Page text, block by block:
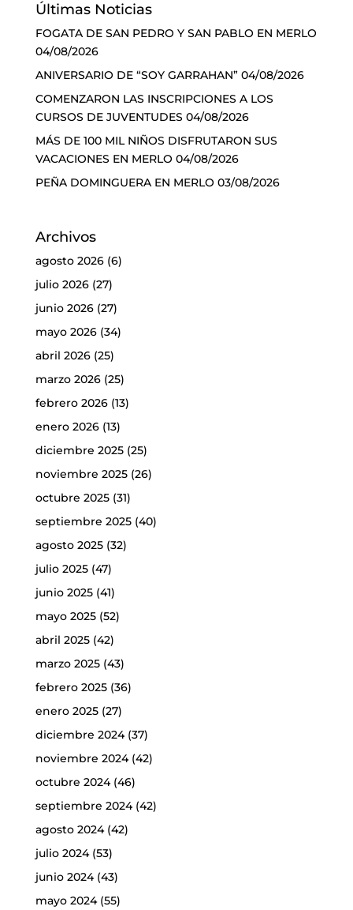
Últimas Noticias
FOGATA DE SAN PEDRO Y SAN PABLO EN MERLO
04/08/2026
ANIVERSARIO DE “SOY GARRAHAN” 04/08/2026
COMENZARON LAS INSCRIPCIONES A LOS
CURSOS DE JUVENTUDES 04/08/2026
MÁS DE 100 MIL NIÑOS DISFRUTARON SUS
VACACIONES EN MERLO 04/08/2026
PEÑA DOMINGUERA EN MERLO 03/08/2026
Archivos
agosto 2026(6)
julio 2026(27)
junio 2026(27)
mayo 2026(34)
abril 2026(25)
marzo 2026(25)
febrero 2026(13)
enero 2026(13)
diciembre 2025(25)
noviembre 2025(26)
octubre 2025(31)
septiembre 2025(40)
agosto 2025(32)
julio 2025(47)
junio 2025(41)
mayo 2025(52)
abril 2025(42)
marzo 2025(43)
febrero 2025(36)
enero 2025(27)
diciembre 2024(37)
noviembre 2024(42)
octubre 2024(46)
septiembre 2024(42)
agosto 2024(42)
julio 2024(53)
junio 2024(43)
mayo 2024(55)